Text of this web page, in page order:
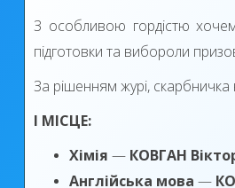
З особливою гордістю
підготовки та вибороли
За рішенням журі,
І МІСЦЕ:
Хімія — КОВГАН
Англійська мова —